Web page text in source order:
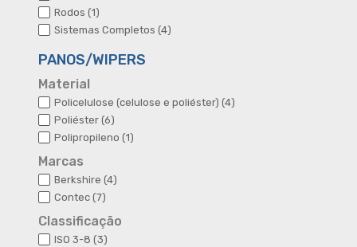
produtos
Rodos 11
produto
Sistemas Completos 44
PANOS/WIPERS
Material
Policelulose (celulose e poliéster) 44
Poliéster 66
produtos
Polipropileno 11
Marcas
Berkshire 44
Contec 77
Classificação
ISO 3-8 33